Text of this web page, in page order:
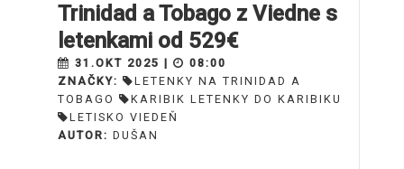
Trinidad a Tobago z Viedne s
letenkami od 529€
31.OKT 2025 |
08:00
ZNAČKY:
LETENKY NA TRINIDAD A
TOBAGO
KARIBIK LETENKY DO KARIBIKU
LETISKO VIEDEŇ
AUTOR: DUŠAN